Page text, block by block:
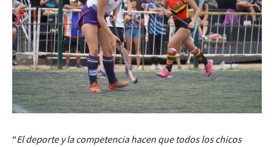
“El deporte y la competencia hacen que todos los chicos